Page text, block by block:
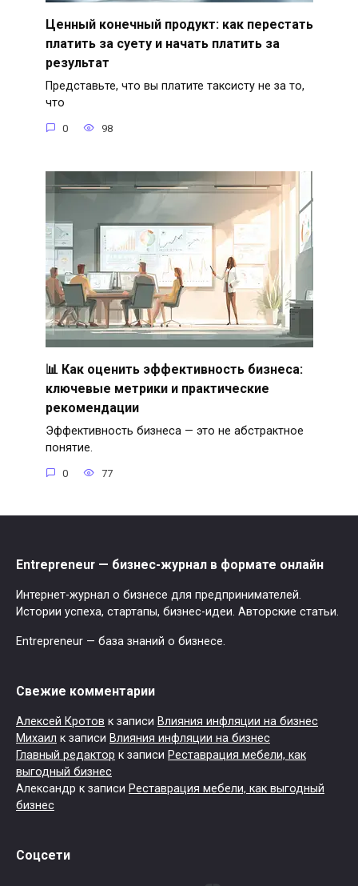
Ценный конечный продукт: как перестать
платить за суету и начать платить за
результат
Представьте, что вы платите таксисту не за то,
что
0 98
📊 Как оценить эффективность бизнеса:
ключевые метрики и практические
рекомендации
Эффективность бизнеса — это не абстрактное
понятие.
0 77
Entrepreneur — бизнес-журнал в формате онлайн
Интернет-журнал о бизнесе для предпринимателей.
Истории успеха, стартапы, бизнес-идеи. Авторские статьи.
Entrepreneur — база знаний о бизнесе.
Свежие комментарии
Алексей Кротов к записи Влияния инфляции на бизнес
Михаил к записи Влияния инфляции на бизнес
Главный редактор к записи Реставрация мебели, как
выгодный бизнес
Александр к записи Реставрация мебели, как выгодный
бизнес
Соцсети